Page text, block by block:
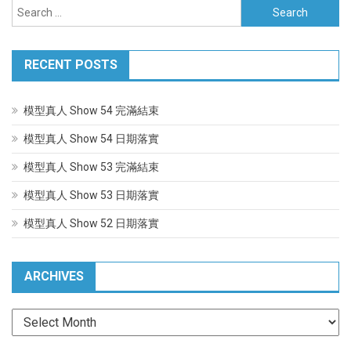
Search
for:
RECENT POSTS
模型真人 Show 54 完滿結束
模型真人 Show 54 日期落實
模型真人 Show 53 完滿結束
模型真人 Show 53 日期落實
模型真人 Show 52 日期落實
ARCHIVES
Archives